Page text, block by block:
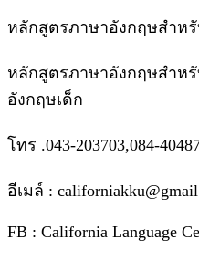
หลักสูตรภาษาอังกฤษสำห
หลักสูตรภาษาอังกฤษสำห
อังกฤษเด็ก
โทร .043-203703,084-
อีเมล์ :
FB : California Language